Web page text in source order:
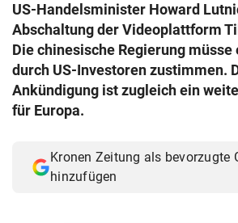
US-Handelsminister Howard
Abschaltung der Videoplattform
Die chinesische Regierung
durch US-Investoren zustimmen.
Ankündigung ist zugleich ein
für Europa.
Kronen Zeitung als bevorzugte
hinzufügen